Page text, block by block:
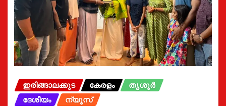
ഇരിങ്ങാലക്കുട കേരളം
തൃശൂർ
ദേശീയം
ന്യൂസ്